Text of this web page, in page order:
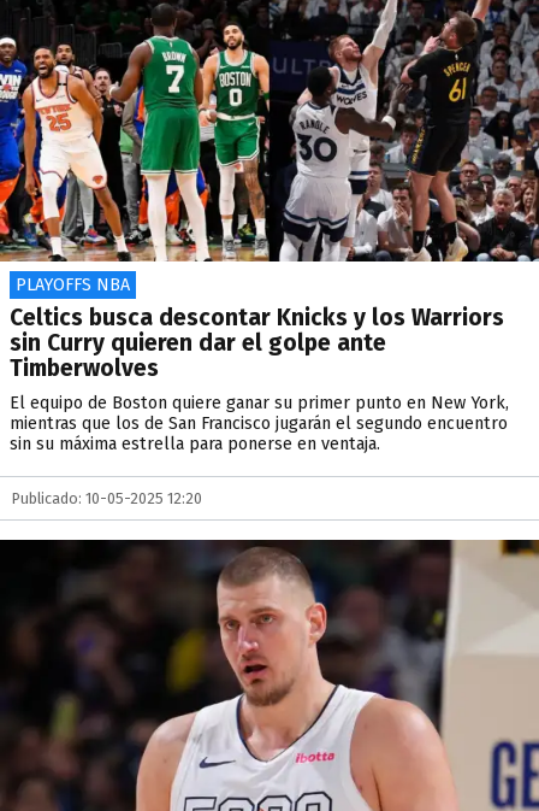
PLAYOFFS NBA
Celtics busca descontar Knicks y los Warriors
sin Curry quieren dar el golpe ante
Timberwolves
El equipo de Boston quiere ganar su primer punto en New York,
mientras que los de San Francisco jugarán el segundo encuentro
sin su máxima estrella para ponerse en ventaja.
Publicado: 10-05-2025 12:20